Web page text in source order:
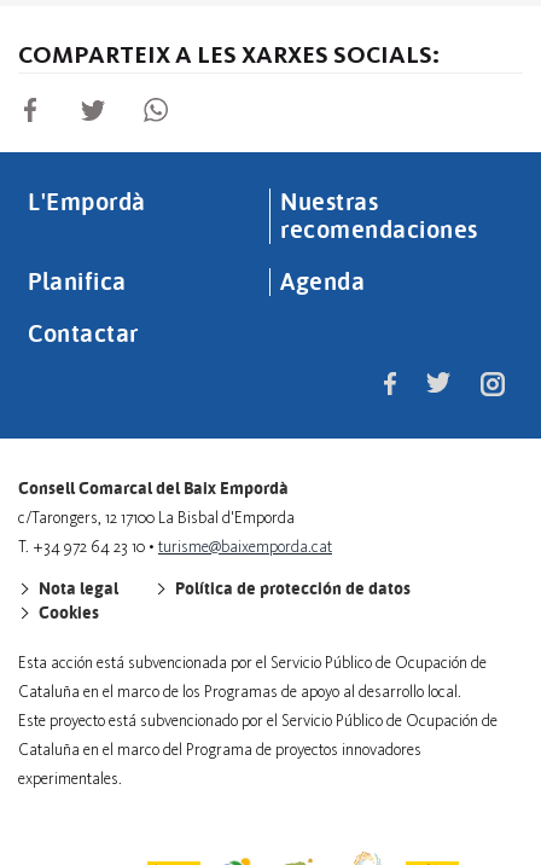
COMPARTEIX A LES XARXES SOCIALS:
L'Empordà
Nuestras
recomendaciones
Planifica
Agenda
Contactar
Consell Comarcal del Baix Empordà
c/Tarongers, 12 17100 La Bisbal d'Emporda
T. +34 972 64 23 10 • turisme@baixemporda.cat
Nota legal
Política de protección de datos
Cookies
Esta acción está subvencionada por el Servicio Público de Ocupación de
Cataluña en el marco de los Programas de apoyo al desarrollo local.
Este proyecto está subvencionado por el Servicio Público de Ocupación de
Cataluña en el marco del Programa de proyectos innovadores
experimentales.